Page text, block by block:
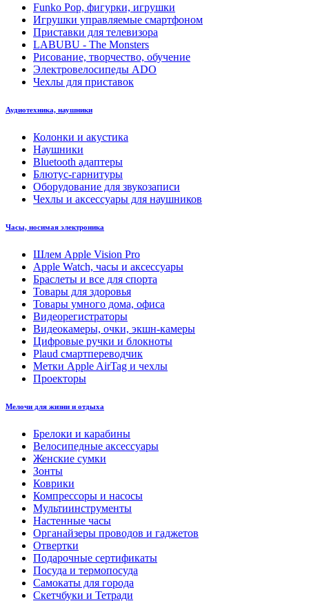
Funko Pop, фигурки, игрушки
Игрушки управляемые смартфоном
Приставки для телевизора
LABUBU - The Monsters
Рисование, творчество, обучение
Электровелосипеды ADO
Чехлы для приставок
Аудиотехника, наушники
Колонки и акустика
Наушники
Bluetooth адаптеры
Блютус-гарнитуры
Оборудование для звукозаписи
Чехлы и аксессуары для наушников
Часы, носимая электроника
Шлем Apple Vision Pro
Apple Watch, часы и аксессуары
Браслеты и все для спорта
Товары для здоровья
Товары умного дома, офиса
Видеорегистраторы
Видеокамеры, очки, экшн-камеры
Цифровые ручки и блокноты
Plaud смартпереводчик
Метки Apple AirTag и чехлы
Проекторы
Мелочи для жизни и отдыха
Брелоки и карабины
Велосипедные аксессуары
Женские сумки
Зонты
Коврики
Компрессоры и насосы
Мультиинструменты
Настенные часы
Органайзеры проводов и гаджетов
Отвертки
Подарочные сертификаты
Посуда и термопосуда
Самокаты для города
Скетчбуки и Тетради